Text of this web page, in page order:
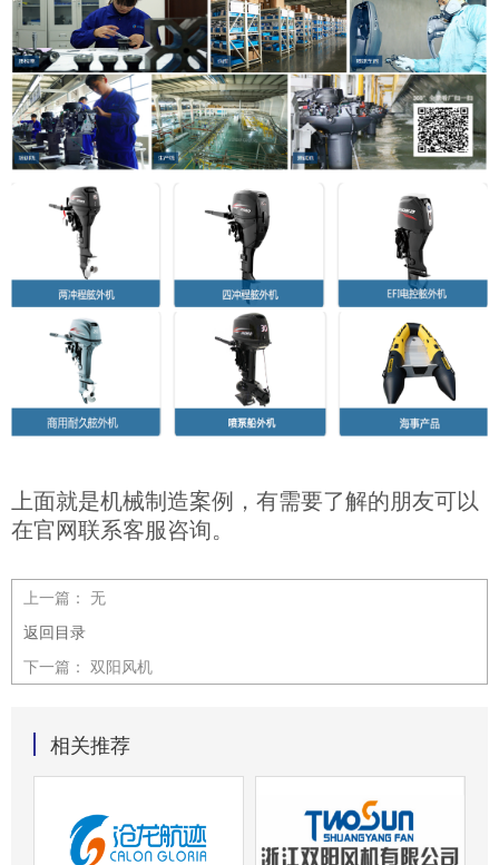
上面就是机械制造案例，有需要了解的朋友可以
在官网联系客服咨询。
上一篇： 无
返回目录
下一篇： 双阳风机
相关推荐